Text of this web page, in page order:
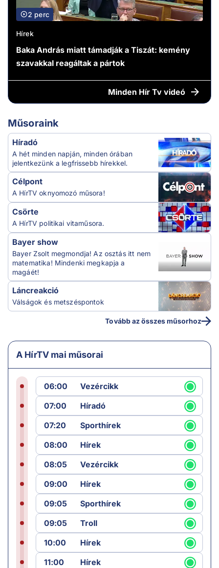
2 perc
Hírek
Baka András miatt támadják a Tiszát: kemény
szavakkal reagáltak a pártok
Minden Hír Tv videó
Műsoraink
Híradó
A hét minden napján, minden órában
jelentkezünk a legfrissebb hírekkel.
Célpont
A HírTV oknyomozó műsora!
Csörte
A HírTV politikai vitaműsora.
Bayer show
Bayer Zsolt megmondja! Az osztás itt nem
matematika! Mindenki megkapja a
magáét!
Láncreakció
Válságok és metszéspontok
Tovább az összes műsorhoz
A HírTV mai műsorai
06:00
Vezércikk
07:00
Híradó
07:20
Sporthírek
08:00
Hírek
08:05
Vezércikk
09:00
Hírek
09:05
Sporthírek
09:05
Troll
10:00
Hírek
11:00
Hírek